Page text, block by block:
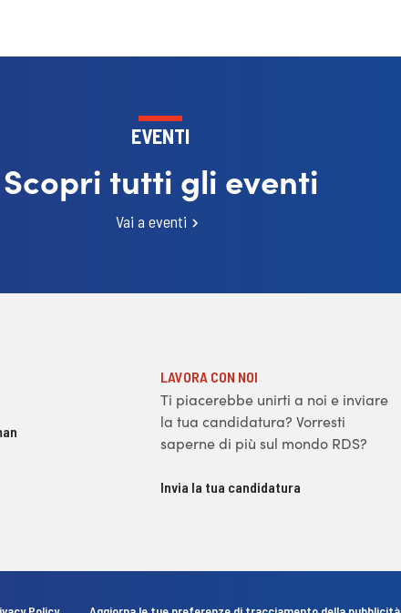
EVENTI
Scopri tutti gli eventi
Vai a eventi
LAVORA CON NOI
Ti piacerebbe unirti a noi e inviare
la tua candidatura? Vorresti
saperne di più sul mondo RDS?
Invia la tua candidatura